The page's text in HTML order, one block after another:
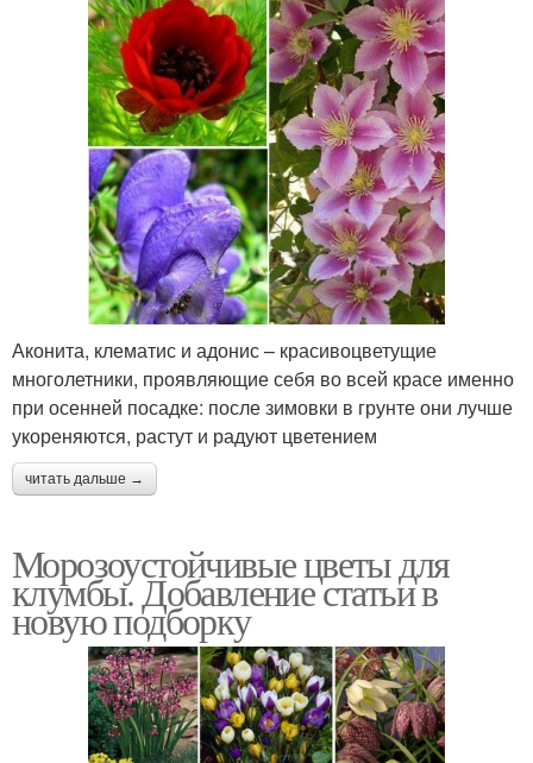
Аконита, клематис и адонис – красивоцветущие
многолетники, проявляющие себя во всей красе именно
при осенней посадке: после зимовки в грунте они лучше
укореняются, растут и радуют цветением
читать дальше →
Морозоустойчивые цветы для
клумбы. Добавление статьи в
новую подборку